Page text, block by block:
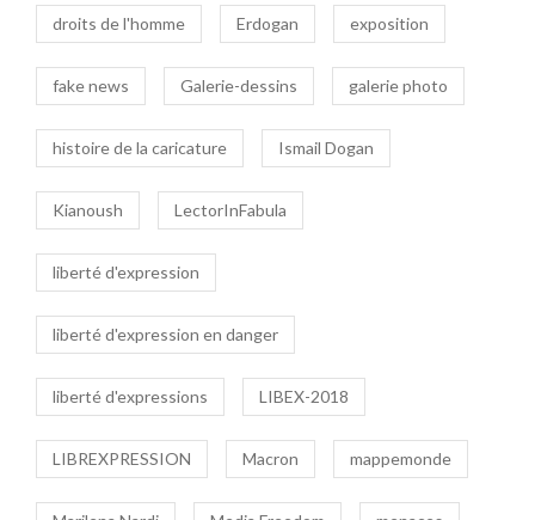
droits de l'homme Erdogan exposition
fake news Galerie-dessins galerie photo
histoire de la caricature Ismail Dogan
Kianoush LectorInFabula
liberté d'expression
liberté d'expression en danger
liberté d'expressions LIBEX-2018
LIBREXPRESSION Macron mappemonde